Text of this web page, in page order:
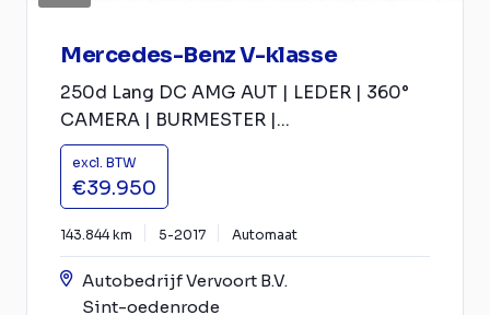
Mercedes-Benz V-klasse
250d Lang DC AMG AUT | LEDER | 360°
CAMERA | BURMESTER |...
excl. BTW
€39.950
143.844 km 5-2017 Automaat
Autobedrijf Vervoort B.V.
Sint-oedenrode